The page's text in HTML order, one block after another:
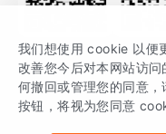
SDK 文档
场景指南
关注公众号 获取更
GrowingIO 是专注于数据智
我们想使用 cookie 以便
改善您今后对本网站访
何撤回或管理您的同意，
按钮，将视为您同意